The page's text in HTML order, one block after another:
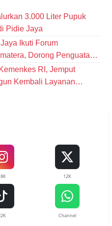
3.000 Liter Pupuk
Pidie Jaya
Ikuti Forum
Dorong Penguatan
RI, Jemput
Kembali Layanan
12K
Channel